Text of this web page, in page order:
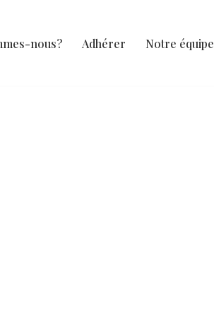
nous? Adhérer Notre équipe